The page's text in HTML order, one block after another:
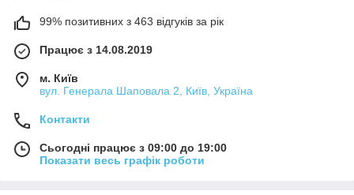
99% позитивних з 463 відгуків за рік
Працює з 14.08.2019
м. Київ
вул. Генерала Шаповала 2, Київ, Україна
Контакти
Сьогодні працює з 09:00 до 19:00
Показати весь графік роботи